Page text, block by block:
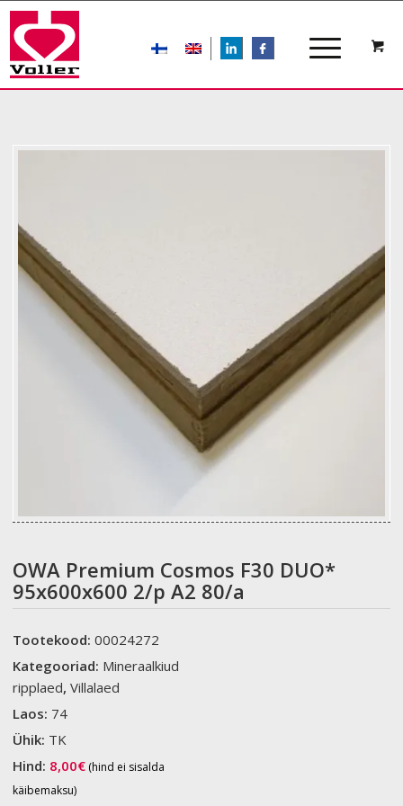
LIn
OWA Premium Cosmos F30 DUO*
95x600x600 2/p A2 80/a
Tootekood:00024272
Kategooriad: Mineraalkiud
ripplaed,Villalaed
Laos: 74
Ühik: TK
Hind: 8,00€ (hind ei sisalda
käibemaksu)